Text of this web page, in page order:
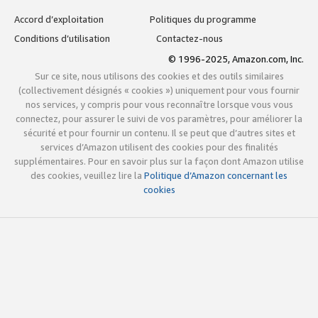
Accord d’exploitation
Politiques du programme
Conditions d’utilisation
Contactez-nous
© 1996-2025, Amazon.com, Inc.
Sur ce site, nous utilisons des cookies et des outils similaires
(collectivement désignés « cookies ») uniquement pour vous fournir
nos services, y compris pour vous reconnaître lorsque vous vous
connectez, pour assurer le suivi de vos paramètres, pour améliorer la
sécurité et pour fournir un contenu. Il se peut que d’autres sites et
services d’Amazon utilisent des cookies pour des finalités
supplémentaires. Pour en savoir plus sur la façon dont Amazon utilise
des cookies, veuillez lire la Politique d’Amazon concernant les
cookies